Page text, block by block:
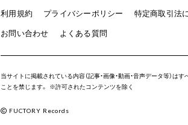
利用規約 プライバシーポリシー 特定商取引法
お問い合わせ よくある質問
当サイトに掲載されている内容（記事・画像・動画・音声データ等）は
ことを禁じます。
※許可されたコンテンツを除く
FUCTORY Records